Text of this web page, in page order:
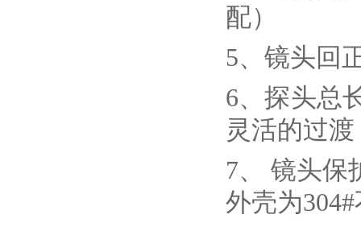
配）
5、 镜头回
6、探头总
灵活的过
7、 镜头保
外壳为